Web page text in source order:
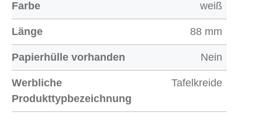
Farbe weiß
Länge 88 mm
Papierhülle vorhanden Nein
Werbliche
Produkttypbezeichnung
Tafelkreide